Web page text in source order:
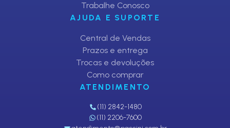
Trabalhe Conosco
AJUDA E SUPORTE
Central de Vendas
Prazos e entrega
Trocas e devoluções
Como comprar
ATENDIMENTO
(11) 2842-1480
(11) 2206-7600